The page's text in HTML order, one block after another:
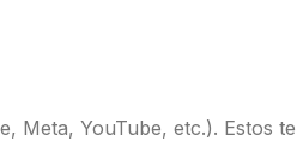
Meta, YouTube, etc.). Estos